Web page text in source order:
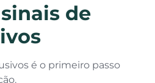
de
é o primeiro passo